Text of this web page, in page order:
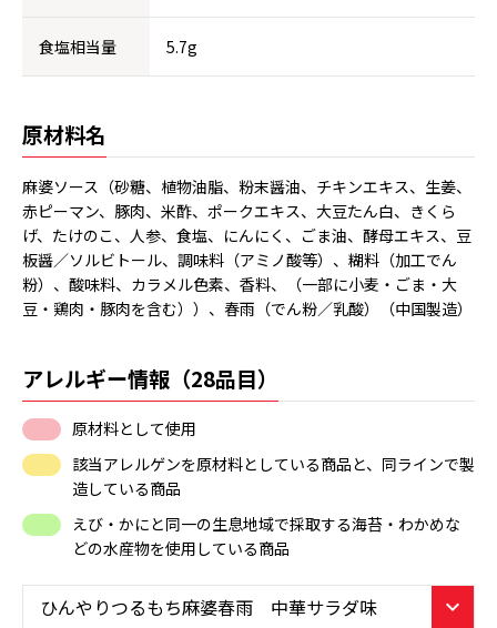
食塩相当量 5.7g
原材料名
麻婆ソース（砂糖、植物油脂、粉末醤油、チキンエキス、生姜、
赤ピーマン、豚肉、米酢、ポークエキス、大豆たん白、きくら
げ、たけのこ、人参、食塩、にんにく、ごま油、酵母エキス、豆
板醤／ソルビトール、調味料（アミノ酸等）、糊料（加工でん
粉）、酸味料、カラメル色素、香料、（一部に小麦・ごま・大
豆・鶏肉・豚肉を含む））、春雨（でん粉／乳酸）（中国製造）
アレルギー情報（28品目）
原材料として使用
該当アレルゲンを原材料としている商品と、同ラインで製
造している商品
えび・かにと同一の生息地域で採取する海苔・わかめな
どの水産物を使用している商品